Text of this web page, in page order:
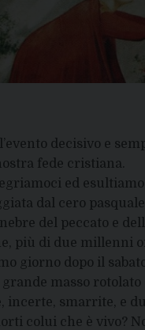
decisivo e
fede cristiana.
ed
dal cero
del peccato e
più di due millenni
giorno dopo il
masso
incerte, smarrite, e
colui che è vivo?